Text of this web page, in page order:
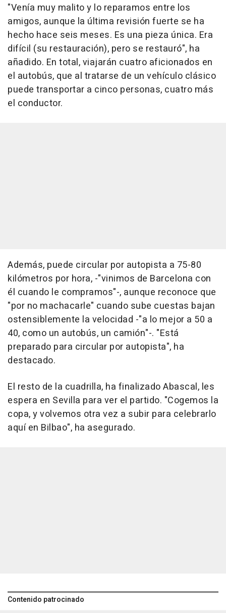
"Venía muy malito y lo reparamos entre los
amigos, aunque la última revisión fuerte se ha
hecho hace seis meses. Es una pieza única. Era
difícil (su restauración), pero se restauró", ha
añadido. En total, viajarán cuatro aficionados en
el autobús, que al tratarse de un vehículo clásico
puede transportar a cinco personas, cuatro más
el conductor.
Además, puede circular por autopista a 75-80
kilómetros por hora, -"vinimos de Barcelona con
él cuando le compramos"-, aunque reconoce que
"por no machacarle" cuando sube cuestas bajan
ostensiblemente la velocidad -"a lo mejor a 50 a
40, como un autobús, un camión"-. "Está
preparado para circular por autopista", ha
destacado.
El resto de la cuadrilla, ha finalizado Abascal, les
espera en Sevilla para ver el partido. "Cogemos la
copa, y volvemos otra vez a subir para celebrarlo
aquí en Bilbao", ha asegurado.
Contenido patrocinado